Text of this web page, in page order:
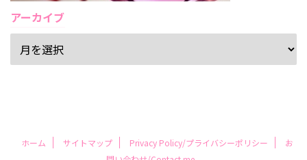
アーカイブ
ホーム サイトマップ Privacy Policy/プライバシーポリシー
お